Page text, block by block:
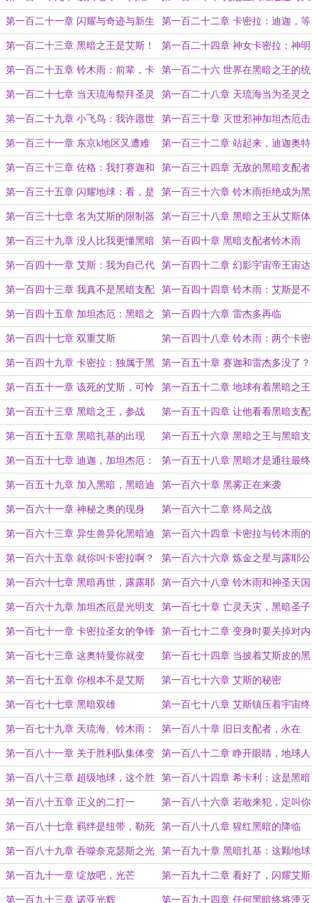
地球 宇宙意志雷杰多降世【月底求月
票！】
第一百二十一章 闪耀与奇迹与新生 第一百二十二章 卡密拉：迪迦，等
着我
第一百二十三章 黑暗之王是艾斯！ 第一百二十四章 神女卡密拉：神明
是黑暗迪迦大人
第一百二十五章 铃木雨：前辈，卡
密拉是坏女人
第一百二十六 世界在黑暗之王的统
御下变得美好
第一百二十七章 当天琉海祭拜圣灵
光之王之后……
第一百二十八章 天琉海当为圣灵之
人间行走
第一百二十九章 小飞鸟：我许愿世
界和平
第一百三十章 灭世邪神加坦杰厄击
败了迪迦奥特曼
第一百三十一章 东京k地区又遭难
了
第一百三十二章 站起来，迪迦奥特
曼
第一百三十三章 佐格：我打赛迦和
雷杰多？
第一百三十四章 无敌的黑暗支配者
第一百三十五章 闪耀地球：看，是
黑暗之王与黑暗支配者！
第一百三十六章 铃木雨拒绝成为黑
暗支配者加坦杰厄
第一百三十七章 名为艾斯的限制器
终将摘下
第一百三十八章 黑暗之王从艾斯体
内爬出，加坦杰厄震惊加坦杰厄
第一百三十九章 没人比我更懂黑暗
之王与黑暗支配者
第一百四十章 黑暗支配者铃木雨
第一百四十一章 艾斯：我为自己代
言
第一百四十二章 幻影宇宙帝王宙达
第一百四十三章 我真不是黑暗支配
者啊
第一百四十四章 铃木雨：艾斯是不
会错的，黑暗支配者另有其人！
第一百四十五章 加坦杰厄：黑暗之
王与黑暗支配者的密谋恐怖如斯
第一百四十六章 雷杰多再临
第一百四十七章 双重艾斯 第一百四十八章 铃木雨：两个卡密
拉？
第一百四十九章 卡密拉：独属于黑
暗王者的岁月
第一百五十章 赛迦和雷杰多没了？
黑暗迪迦申请出战
第一百五十一章 该死的艾斯，可怜
我天琉海和铃木雨如此聪慧
第一百五十二章 地球有着黑暗之王
守候，蠢货
第一百五十三章 黑暗之王，参战 第一百五十四章 让他看看黑暗支配
者愤怒的样子
第一百五十五章 黑暗扎基的出现 第一百五十六章 黑暗之王与黑暗支
配者的群殴战
第一百五十七章 迪迦，加坦杰厄：
还有高手
第一百五十八章 黑暗才是通往最终
章的胜利
第一百五十九章 加入黑暗，黑暗迪
迦
第一百六十章 黑雾正在来袭
第一百六十一章 神秘之奥的现身 第一百六十二章 终局之战
第一百六十三章 异生兽异化黑暗迪
迦？
第一百六十四章 卡密拉与铃木雨的
初次相见
第一百六十五章 就你叫卡密拉啊？ 第一百六十六章 炼金之星与露耶公
司
第一百六十七章 黑暗再世，露露耶
与露耶
第一百六十八章 铃木雨和神圣天国
和卡密拉
第一百六十九章 加坦杰厄是光明支
配者？！
第一百七十章 亡灵天灾，黑暗圣子
第一百七十一章 卡密拉圣女的争锋
赛
第一百七十二章 变身时要关掉对内
语音
第一百七十三章 这奥特曼你就变
吧，一变一个不吱声
第一百七十四章 当披着艾斯皮的黑
暗遇上古阿
第一百七十五章 你根本不是艾斯 第一百七十六章 艾斯的秘密
第一百七十七章 黑暗双雄 第一百七十八章 艾斯镇压着宇宙终
极黑暗，蠢货
第一百七十九章 天琉海、铃木雨：
这一切都是大古的错
第一百八十章 旧日支配者，永在
第一百八十一章 关于胜利队集体变
奥特曼这件事
第一百八十二章 睁开眼睛，地球人
第一百八十三章 超级地球，这个胜
利队不一般
第一百八十四章 希卡利：这是黑暗
老巢吧
第一百八十五章 正义的二打一 第一百八十六章 若敢来犯，定叫你
大败而归
第一百八十七章 羁绊是纽带，勒死
一代又一代
第一百八十八章 猩红黑暗的降临
第一百八十九章 吞噬奈克瑟斯之光 第一百九十章 黑暗扎基：这颗地球
不对劲
第一百九十一章 绽放吧，光芒 第一百九十二章 看好了，闪耀艾斯
第一百九十三章 诺亚光辉 第一百九十四章 任何黑暗终将湮灭